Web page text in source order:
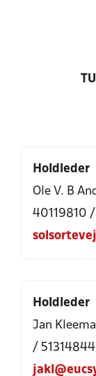
Holdleder
Ole V. B
40119810
Holdleder
Jan
/ 51314844